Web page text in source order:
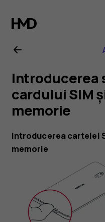
Ghid
de
utilizare
Nokia
2.1
Introducerea
cardului SIM
memorie
Introducerea cartelei
memorie